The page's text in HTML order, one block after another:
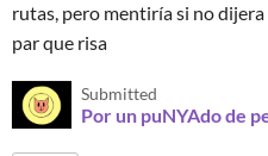
rutas, pero mentiría si no
par que risa
Submitted
Por un puNYAdo de